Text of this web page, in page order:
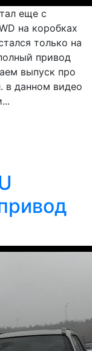
еще с
на коробках
только на
привод
выпуск про
в данном видео